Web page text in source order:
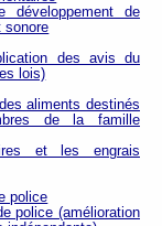
développement de
sonore
des avis du
lois)
aliments destinés
de la famille
et les engrais
police
police (amélioration